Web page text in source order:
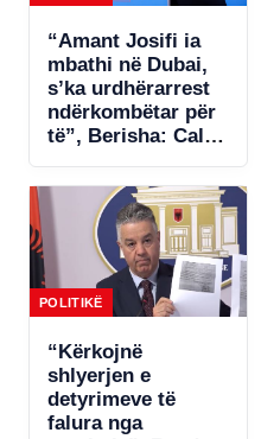
“Amant Josifi ia
mbathi në Dubai,
s’ka urdhërarrest
ndërkombëtar për
të”, Berisha: Call-
janë fenomeni më
kriminal në
Shqipëri
POLITIKË
“Kërkojnë
shlyerjen e
detyrimeve të
falura nga